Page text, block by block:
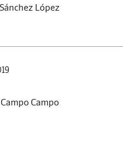
López
Campo